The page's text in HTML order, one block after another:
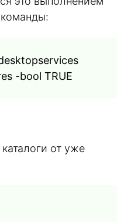
-bool TRUE
от уже